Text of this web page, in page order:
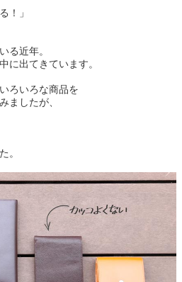
！」
る近年。
に出てきています。
ろいろな商品を
ましたが、
。